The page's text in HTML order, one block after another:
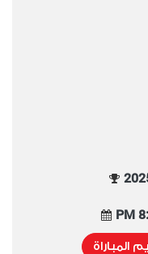
المباراة